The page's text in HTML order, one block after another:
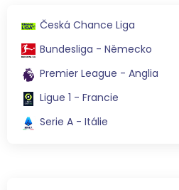
Česká Chance Liga
Bundesliga - Německo
Premier League - Anglia
Ligue 1 - Francie
Serie A - Itálie